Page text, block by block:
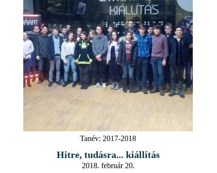
Tanév: 2017-2018
Hitre, tudásra... kiállítás
2018. február 20.